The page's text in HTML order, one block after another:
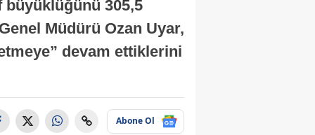
büyüklüğünü 305,5
Müdürü Ozan Uyar,
devam ettiklerini
Abone Ol